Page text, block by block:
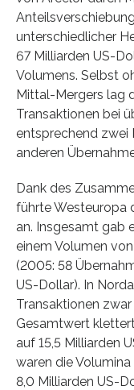
unterschiedlicher
67 Milliarden US-
Volumens. Selbst
Mittal-Mergers lag
Transaktionen bei
entsprechend zwei
anderen
Dank des
führte Westeuropa
an. Insgesamt gab
einem Volumen
(2005: 58
US-Dollar). In
Transaktionen
Gesamtwert
auf 15,5 Milliarden
waren die
8,0 Milliarden US-